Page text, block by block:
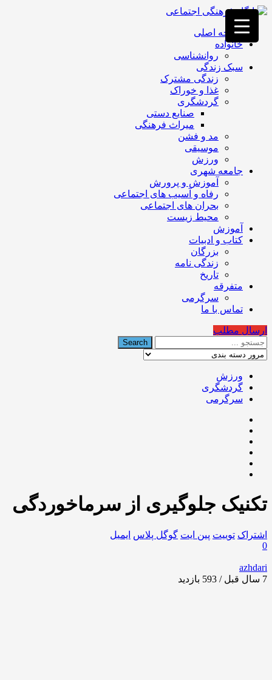
فصد
خون
غرب
تهران
خشکشویی
تصفیه
تهران
صفحه اصلی
خانواده
روانشناسی
سبک زندگی
زندگی مشترک
غذا و خوراک
گردشگری
صنایع دستی
میراث فرهنگی
مد و فشن
موسیقی
ورزش
جامعه شهری
آموزش و پرورش
رفاه و آسیب های اجتماعی
بحران های اجتماعی
محیط زیست
آموزش
کتاب و ادبیات
بزرگان
زندگی نامه
تاریخ
متفرقه
سرگرمی
تماس با ما
ارسال مطلب
ورزش
گردشگری
سرگرمی
تکنیک جلوگیری از سرماخوردگی
اشتراک توییت پین ایت گوگل‌ پلاس ایمیل
0
azhdari
7 سال قبل / 593
بازدید